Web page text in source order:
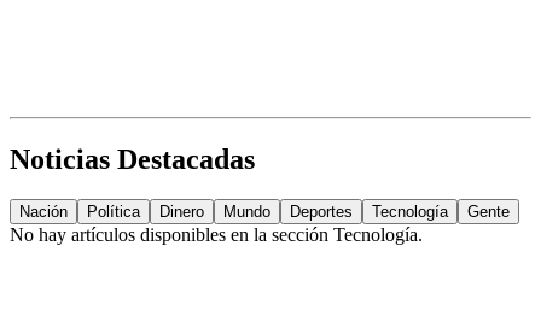
Noticias Destacadas
Nación Política Dinero Mundo Deportes Tecnología Gente
No hay artículos disponibles en la sección Tecnología.